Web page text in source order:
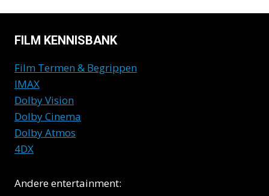
FILM KENNISBANK
Film Termen & Begrippen
IMAX
Dolby Vision
Dolby Cinema
Dolby Atmos
4DX
Andere entertainment: